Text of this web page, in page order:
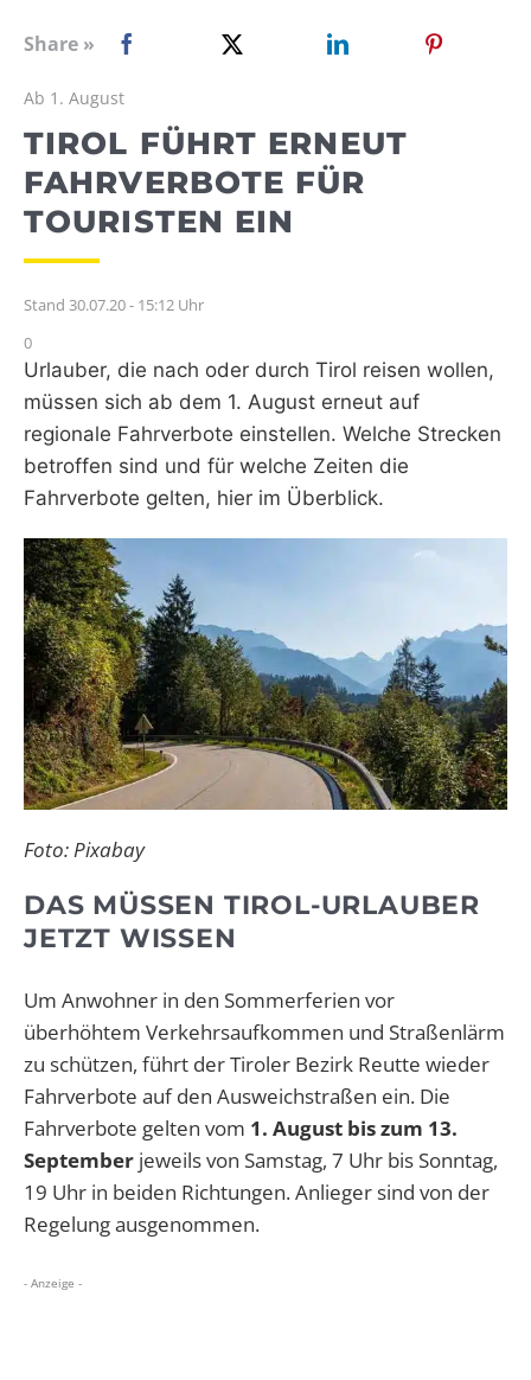
WEBRADIO
Share »
Ab 1. August
TIROL FÜHRT ERNEUT
FAHRVERBOTE FÜR
TOURISTEN EIN
Stand 30.07.20 - 15:12 Uhr
0
Urlauber, die nach oder durch Tirol reisen wollen,
müssen sich ab dem 1. August erneut auf
regionale Fahrverbote einstellen. Welche Strecken
betroffen sind und für welche Zeiten die
Fahrverbote gelten, hier im Überblick.
Foto: Pixabay
DAS MÜSSEN TIROL-URLAUBER
JETZT WISSEN
Um Anwohner in den Sommerferien vor
überhöhtem Verkehrsaufkommen und Straßenlärm
zu schützen, führt der Tiroler Bezirk Reutte wieder
Fahrverbote auf den Ausweichstraßen ein. Die
Fahrverbote gelten vom 1. August bis zum 13.
September jeweils von Samstag, 7 Uhr bis Sonntag,
19 Uhr in beiden Richtungen. Anlieger sind von der
Regelung ausgenommen.
- Anzeige -